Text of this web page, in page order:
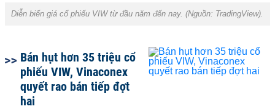
Diễn biến giá cổ phiếu VIW từ đầu năm đến nay. (Nguồn: TradingView).
Bán hụt hơn 35 triệu cổ
phiếu VIW, Vinaconex
quyết rao bán tiếp đợt
hai